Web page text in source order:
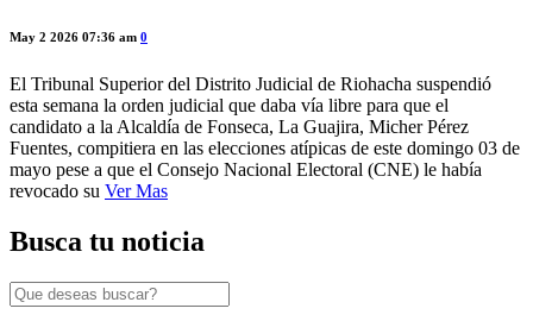
May 2 2026 07:36 am 0
El Tribunal Superior del Distrito Judicial de Riohacha suspendió
esta semana la orden judicial que daba vía libre para que el
candidato a la Alcaldía de Fonseca, La Guajira, Micher Pérez
Fuentes, compitiera en las elecciones atípicas de este domingo 03 de
mayo pese a que el Consejo Nacional Electoral (CNE) le había
revocado su Ver Mas
Busca tu noticia